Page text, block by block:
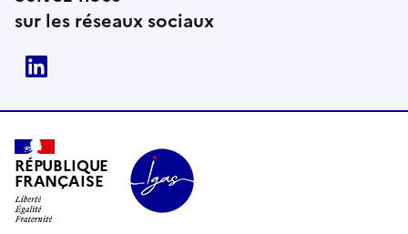
sur les réseaux sociaux
RÉPUBLIQUE
FRANÇAISE